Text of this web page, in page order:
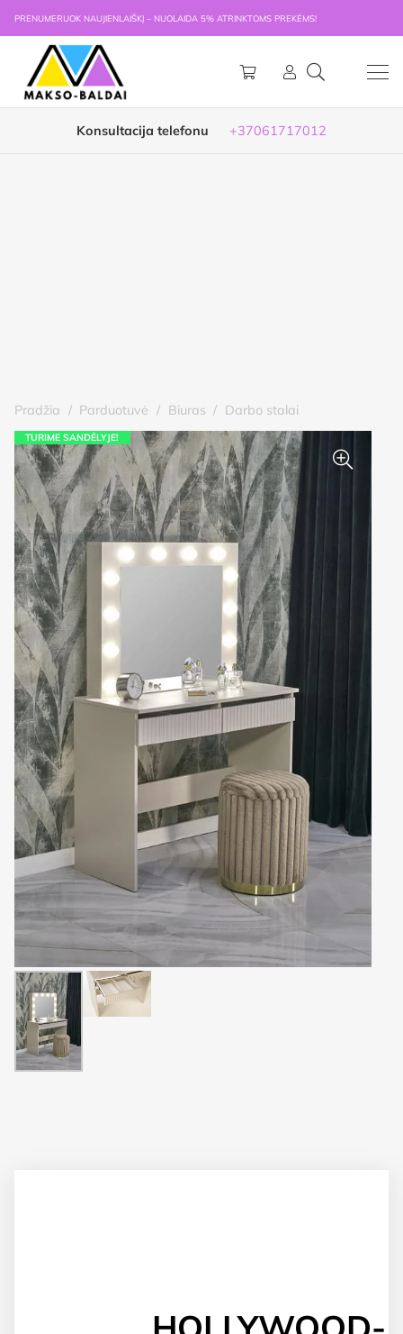
PRENUMERUOK NAUJIENLAIŠKĮ – NUOLAIDA 5% ATRINKTOMS PREKĖMS!
Konsultacija telefonu +37061717012
Pradžia / Parduotuvė / Biuras / Darbo stalai
TURIME SANDĖLYJE!